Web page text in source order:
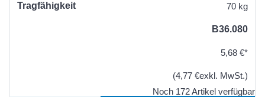
Tragfähigkeit 70 kg
B36.080
5,68 €*
(4,77 €exkl. MwSt.)
Noch 172 Artikel verfügbar